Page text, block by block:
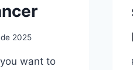
2025
want to